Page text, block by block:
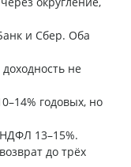
и Сбер. Оба
не
годовых, но
13–15%.
до трёх